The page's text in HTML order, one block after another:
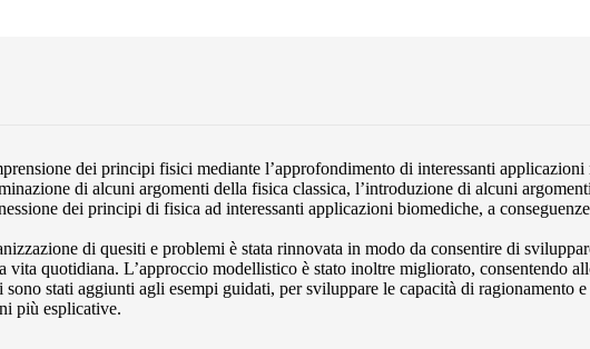
dei principi fisici mediante l’approfondimento di interessanti applicazioni
di alcuni argomenti della fisica classica, l’introduzione di alcuni
dei principi di fisica ad interessanti applicazioni biomediche, a
di quesiti e problemi è stata rinnovata in modo da consentire di
quotidiana. L’approccio modellistico è stato inoltre migliorato, consentendo
stati aggiunti agli esempi guidati, per sviluppare le capacità di ragionamento e
più esplicative.